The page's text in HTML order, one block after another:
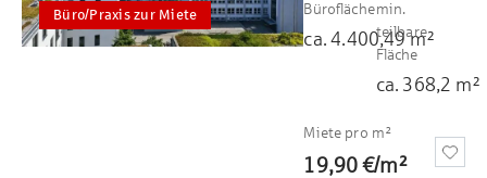
Büro/Praxis zur Miete Bürofläche
ca. 4.400,49m²
min.
teilbare
Fläche
ca. 368,2 m²
Miete pro m²
19,90 €/m²